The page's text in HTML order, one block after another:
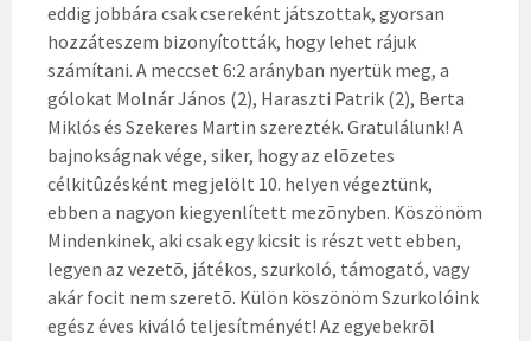
eddig jobbára csak csereként játszottak, gyorsan
hozzáteszem bizonyították, hogy lehet rájuk
számítani. A meccset 6:2 arányban nyertük meg, a
gólokat Molnár János (2), Haraszti Patrik (2), Berta
Miklós és Szekeres Martin szerezték. Gratulálunk! A
bajnokságnak vége, siker, hogy az elõzetes
célkitûzésként megjelölt 10. helyen végeztünk,
ebben a nagyon kiegyenlített mezõnyben. Köszönöm
Mindenkinek, aki csak egy kicsit is részt vett ebben,
legyen az vezetõ, játékos, szurkoló, támogató, vagy
akár focit nem szeretõ. Külön köszönöm Szurkolóink
egész éves kiváló teljesítményét! Az egyebekrõl